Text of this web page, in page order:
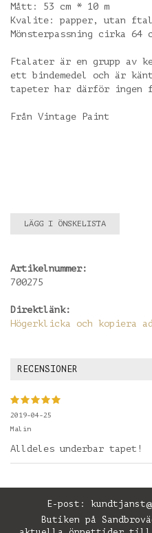
Mått: 53 cm * 10 m
Kvalite: papper, utan
Mönsterpassning cirka 64
Ftalater är en grupp av
ett bindemedel och är
tapeter har därför ingen
Från Vintage Paint
LÄGG I ÖNSKELISTA
Artikelnummer:
700275
Direktlänk:
Högerklicka och kopiera
RECENSIONER
2019-04-25
Malin
Alldeles underbar tapet!
E-post:
Butiken på